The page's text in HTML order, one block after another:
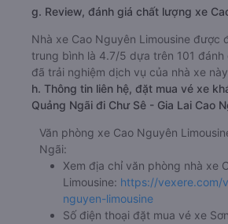
g. Review, đánh giá chất lượng xe
Nhà xe Cao Nguyên Limousine được
trung bình là 4.7/5 dựa trên 101 đánh
đã trải nghiệm dịch vụ của nhà xe
h. Thông tin liên hệ, đặt mua vé xe
Quảng Ngãi đi Chư Sê - Gia Lai Cao
Văn phòng xe Cao Nguyên
Ngãi:
Xem địa chỉ văn phòng nhà xe
Limousine: https://vexere.com/
nguyen-limousine
Số điện thoại đặt mua vé xe